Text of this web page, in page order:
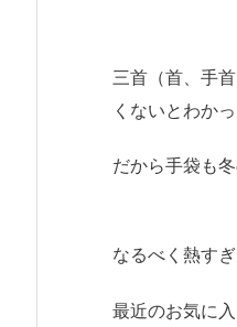
三首（首、手
くないとわかっ
だから手袋も
なるべく熱す
最近のお気に